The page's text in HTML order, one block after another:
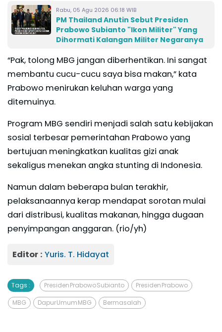
Rabu, 05 Agu 2026 06:18 WIB
PM Thailand Anutin Sebut Presiden
Prabowo Subianto "Ikon Militer" Yang
Dihormati Kalangan Militer Negaranya
“Pak, tolong MBG jangan diberhentikan. Ini sangat
membantu cucu-cucu saya bisa makan,” kata
Prabowo menirukan keluhan warga yang
ditemuinya.
Program MBG sendiri menjadi salah satu kebijakan
sosial terbesar pemerintahan Prabowo yang
bertujuan meningkatkan kualitas gizi anak
sekaligus menekan angka stunting di Indonesia.
Namun dalam beberapa bulan terakhir,
pelaksanaannya kerap mendapat sorotan mulai
dari distribusi, kualitas makanan, hingga dugaan
penyimpangan anggaran. (rio/yh)
Editor : Yuris. T. Hidayat
Tags : Presiden Prabowo Subianto Presiden Prabowo
MBG Dapur Umum MBG Bermasalah